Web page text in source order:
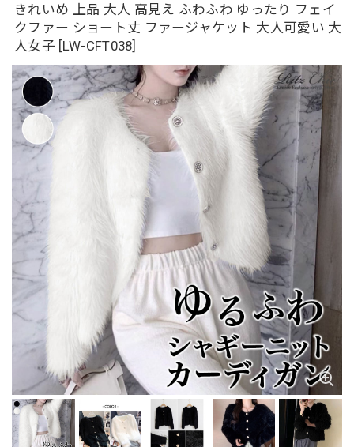
きれいめ 上品 大人 高見え ふわふわ ゆったり フェイ
クファー ショート丈 ファージャケット 大人可愛い 大
人女子 [LW-CFT038]